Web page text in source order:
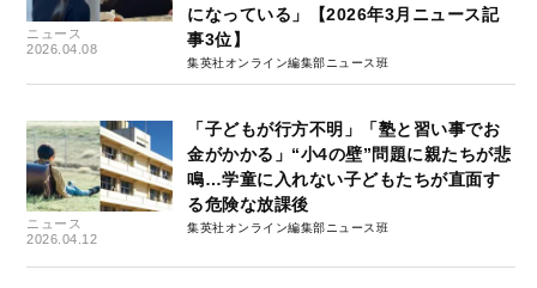
ニュース
2026.04.08
になっている」【2026年3月ニュース記
事3位】
集英社オンライン編集部ニュース班
ニュース
2026.04.12
「子どもが行方不明」「塾と習い事でお
金がかかる」“小4の壁”問題に親たちが悲
鳴…学童に入れない子どもたちが直面す
る危険な放課後
集英社オンライン編集部ニュース班